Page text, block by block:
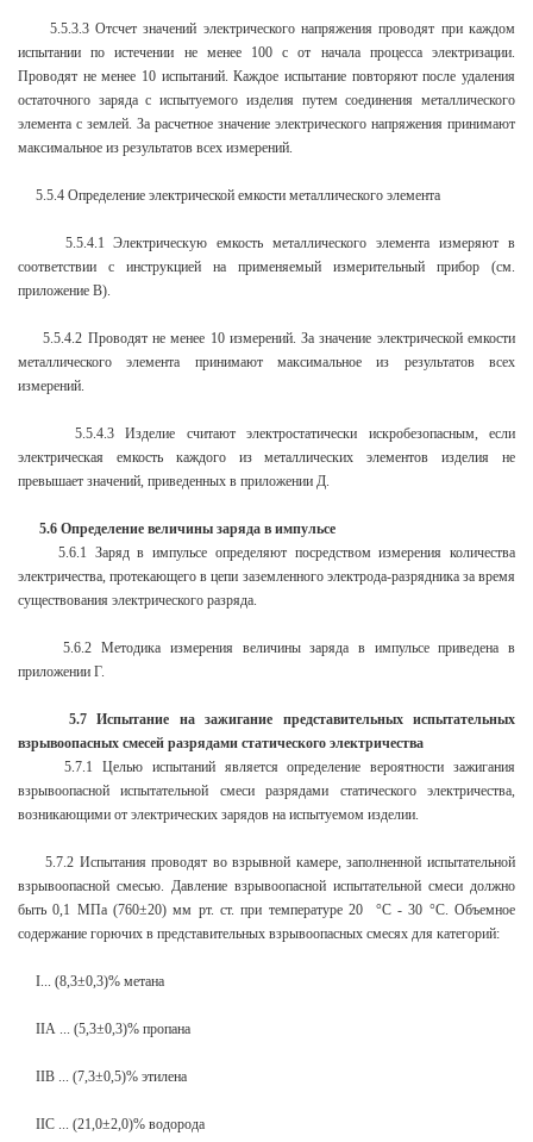
5.5.3.3 Отсчет значений электрического напряжения проводят при каждом
испытании по истечении не менее 100 с от начала процесса электризации.
Проводят не менее 10 испытаний. Каждое испытание повторяют после удаления
остаточного заряда с испытуемого изделия путем соединения металлического
элемента с землей. За расчетное значение электрического напряжения принимают
максимальное из результатов всех измерений.
5.5.4 Определение электрической емкости металлического элемента
5.5.4.1 Электрическую емкость металлического элемента измеряют в
соответствии с инструкцией на применяемый измерительный прибор (см.
приложение В).
5.5.4.2 Проводят не менее 10 измерений. За значение электрической емкости
металлического элемента принимают максимальное из результатов всех
измерений.
5.5.4.3 Изделие считают электростатически искробезопасным, если
электрическая емкость каждого из металлических элементов изделия не
превышает значений, приведенных в приложении Д.
5.6 Определение величины заряда в импульсе
5.6.1 Заряд в импульсе определяют посредством измерения количества
электричества, протекающего в цепи заземленного электрода-разрядника за время
существования электрического разряда.
5.6.2 Методика измерения величины заряда в импульсе приведена в
приложении Г.
5.7 Испытание на зажигание представительных испытательных
взрывоопасных смесей разрядами статического электричества
5.7.1 Целью испытаний является определение вероятности зажигания
взрывоопасной испытательной смеси разрядами статического электричества,
возникающими от электрических зарядов на испытуемом изделии.
5.7.2 Испытания проводят во взрывной камере, заполненной испытательной
взрывоопасной смесью. Давление взрывоопасной испытательной смеси должно
быть 0,1 МПа (760±20) мм рт. ст. при температуре 20 °С - 30 °С. Объемное
содержание горючих в представительных взрывоопасных смесях для категорий:
I... (8,3±0,3)% метана
IIА ... (5,3±0,3)% пропана
IIB ... (7,3±0,5)% этилена
IIC ... (21,0±2,0)% водорода